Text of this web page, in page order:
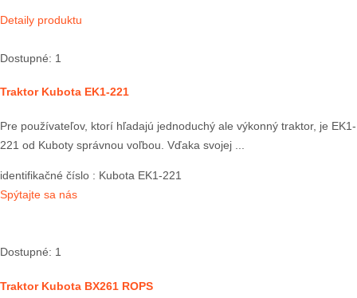
Detaily produktu
Dostupné: 1
Traktor Kubota EK1-221
Pre používateľov, ktorí hľadajú jednoduchý ale výkonný traktor, je EK1-
221 od Kuboty správnou voľbou. Vďaka svojej ...
identifikačné číslo : Kubota EK1-221
Spýtajte sa nás
Dostupné: 1
Traktor Kubota BX261 ROPS